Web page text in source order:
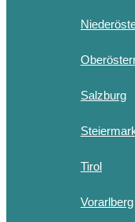
Salzburg
Tirol
Vorarlberg